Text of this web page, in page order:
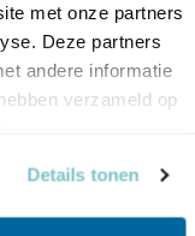
met onze partners
Deze partners
andere informatie
verzameld op
Details tonen
VROUWEN
zich aan te